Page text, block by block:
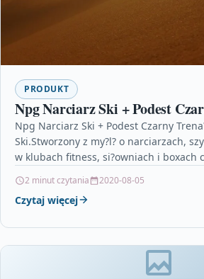
PRODUKT
Npg Narciarz Ski + Podest
Npg Narciarz Ski + Podest Czarny
Ski.Stworzony z my?l? o narciarzach,
w klubach fitness, si?owniach i boxach
2 minut czytania 2020-08-05
Czytaj więcej